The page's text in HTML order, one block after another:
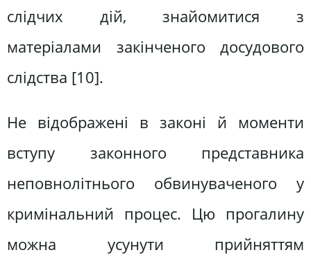
слідчих дій, знайомитися з
матеріалами закінченого досудового
слідства [10].
Не відображені в законі й моменти
вступу законного представника
неповнолітнього обвинуваченого у
кримінальний процес. Цю прогалину
можна усунути прийняттям